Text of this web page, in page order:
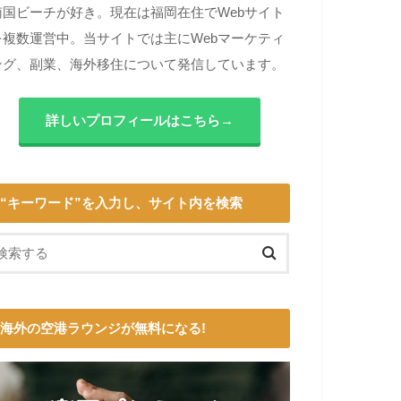
国ビーチが好き。現在は福岡在住でWebサイト
複数運営中。当サイトでは主にWebマーケティ
グ、副業、海外移住について発信しています。
詳しいプロフィールはこちら→
“キーワード”を入力し、サイト内を検索
海外の空港ラウンジが無料になる!